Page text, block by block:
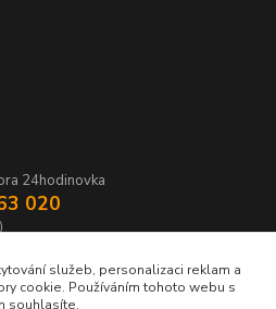
24hodinovka
020
služeb, personalizaci reklam a
cookie. Používáním tohoto webu s
souhlasíte.